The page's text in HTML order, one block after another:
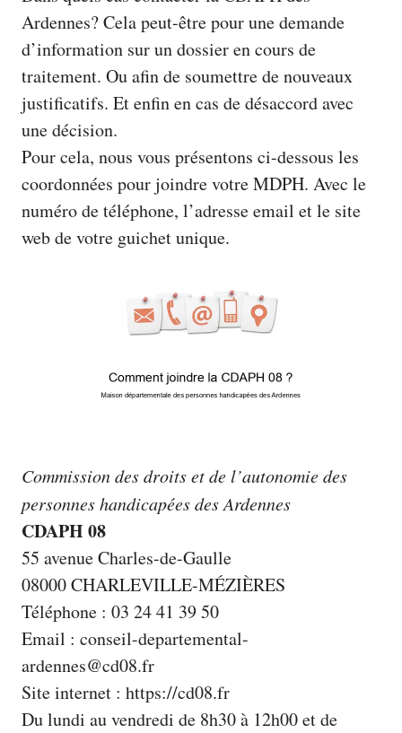
Ardennes? Cela peut-être pour une demande
d’information sur un dossier en cours de
traitement. Ou afin de soumettre de nouveaux
justificatifs. Et enfin en cas de désaccord avec
une décision.
Pour cela, nous vous présentons ci-dessous les
coordonnées pour joindre votre MDPH. Avec le
numéro de téléphone, l’adresse email et le site
web de votre guichet unique.
Commission des droits et de l’autonomie des
personnes handicapées des Ardennes
CDAPH 08
55 avenue Charles-de-Gaulle
08000 CHARLEVILLE-MÉZIÈRES
Téléphone : 03 24 41 39 50
Email : conseil-departemental-
ardennes@cd08.fr
Site internet : https://cd08.fr
Du lundi au vendredi de 8h30 à 12h00 et de